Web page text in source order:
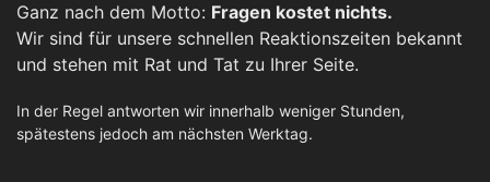
Ganz nach dem Motto: Fragen kostet nichts.
Wir sind für unsere schnellen Reaktionszeiten bekannt
und stehen mit Rat und Tat zu Ihrer Seite.
In der Regel antworten wir innerhalb weniger Stunden,
spätestens jedoch am nächsten Werktag.